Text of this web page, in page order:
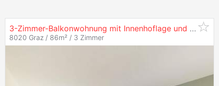
3-Zimmer-Balkonwohnung mit Innenhoflage und Stellplatz - alle Zimmer
8020 Graz / 86m² / 3 Zimmer